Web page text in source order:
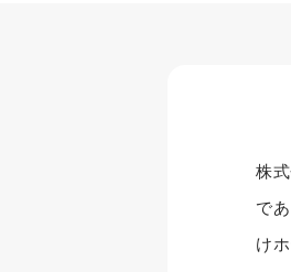
株
で
け